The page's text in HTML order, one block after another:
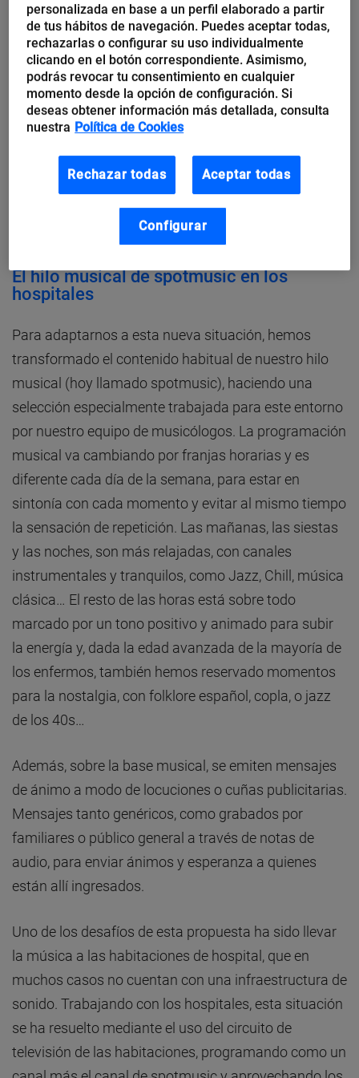
emplearse con otro enfoque diferente a los dos
anteriores. El hilo musical pasa de un segundo a un
primer plano, atrayendo la atención de los oyentes,
generando sensaciones positivas. Su misión es
convertirse en una distracción que ayude a atenuar
emociones relacionadas con el miedo, la
incertidumbre o la soledad. Incluso puede que en un
momento puntual pueda provocar una sonrisa o un
gesto de humor, aliviando así la carga emocional de
El hilo musical de spotmusic en los
hospitales
Para adaptarnos a esta nueva situación, hemos
transformado el contenido habitual de nuestro hilo
musical (hoy llamado spotmusic), haciendo una
selección especialmente trabajada para este entorno
por nuestro equipo de musicólogos. La programación
musical va cambiando por franjas horarias y es
diferente cada día de la semana, para estar en
sintonía con cada momento y evitar al mismo tiempo
la sensación de repetición. Las mañanas, las siestas
y las noches, son más relajadas, con canales
instrumentales y tranquilos, como Jazz, Chill, música
clásica… El resto de las horas está sobre todo
marcado por un tono positivo y animado para subir
la energía y, dada la edad avanzada de la mayoría de
los enfermos, también hemos reservado momentos
para la nostalgia, con folklore español, copla, o jazz
de los 40s…
Además, sobre la base musical, se emiten mensajes
de ánimo a modo de locuciones o cuñas publicitarias.
Mensajes tanto genéricos, como grabados por
familiares o público general a través de notas de
audio, para enviar ánimos y esperanza a quienes
están allí ingresados.
Uno de los desafíos de esta propuesta ha sido llevar
la música a las habitaciones de hospital, que en
muchos casos no cuentan con una infraestructura de
sonido. Trabajando con los hospitales, esta situación
se ha resuelto mediante el uso del circuito de
televisión de las habitaciones, programando como un
personalizada en base a un perfil elaborado a partir
de tus hábitos de navegación. Puedes aceptar todas,
rechazarlas o configurar su uso individualmente
clicando en el botón correspondiente. Asimismo,
podrás revocar tu consentimiento en cualquier
momento desde la opción de configuración. Si
deseas obtener información más detallada, consulta
nuestra Política de Cookies
Rechazar todas Aceptar todas
Configurar